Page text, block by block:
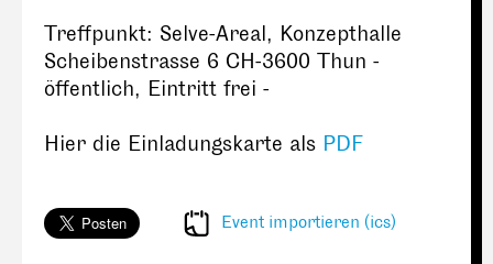
Treffpunkt: Selve-Areal, Konzepthalle
Scheibenstrasse 6 CH-3600 Thun -
öffentlich, Eintritt frei -
Hier die Einladungskarte als PDF
Event importieren (ics)